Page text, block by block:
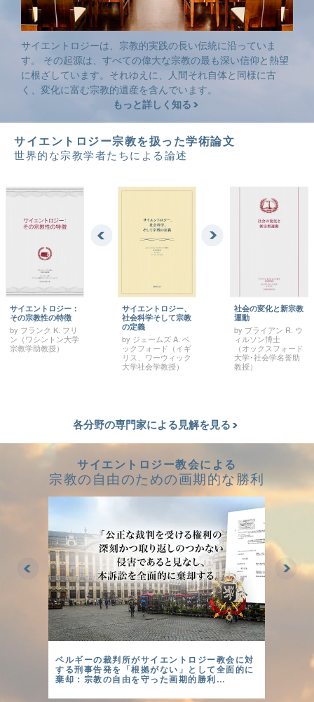
サイエントロジーは、宗教的実践の長い伝統に沿っていま
す。 その起源は、すべての偉大な宗教の最も深い信仰と熱望
に根ざしています。それゆえに、人間それ自体と同様に古
く、変化に富む宗教的遺産を含んでいます。
もっと詳しく知る
サイエントロジー宗教を扱った学術論文
世界的な宗教学者たちによる論述
サイエントロジー：
その宗教性の特徴
by フランク K. フリ
ン（ワシントン大学
宗教学助教授）
サイエントロジー、
社会科学そして宗教
の定義
by ジェームズ A. ベ
ックフォード（イギ
リス、ワーウィック
大学社会学教授）
社会の変化と新宗教
運動
by ブライアン R. ウ
ィルソン博士
（オックスフォード
大学･社会学名誉助
教授）
各分野の専門家による見解を見る
サイエントロジー教会による
宗教の自由のための画期的な勝利
ベルギーの裁判所がサイエントロジー教会に対
する刑事告発を「根拠がない」として全面的に
棄却：宗教の自由を守った画期的勝利…